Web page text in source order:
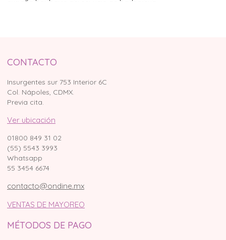
CONTACTO
Insurgentes sur 753 Interior 6C
Col. Nápoles, CDMX.
Previa cita.
Ver ubicación
01800 849 31 02
(55) 5543 3993
Whatsapp
55 3454 6674
contacto@ondine.mx
VENTAS DE MAYOREO
MÉTODOS DE PAGO